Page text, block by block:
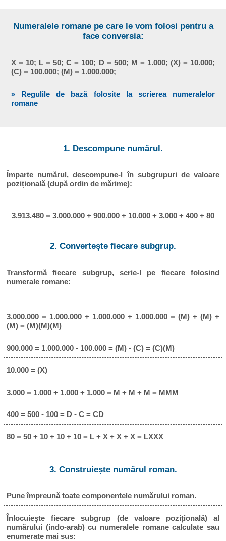
Numeralele romane pe care le vom folosi pentru a
face conversia:
X = 10; L = 50; C = 100; D = 500; M = 1.000; (X) = 10.000;
(C) = 100.000; (M) = 1.000.000;
» Regulile de bază folosite la scrierea numeralelor
romane
1. Descompune numărul.
Împarte numărul, descompune-l în subgrupuri de valoare
pozițională (după ordin de mărime):
3.913.480 = 3.000.000 + 900.000 + 10.000 + 3.000 + 400 + 80
2. Convertește fiecare subgrup.
Transformă fiecare subgrup, scrie-l pe fiecare folosind
numerale romane:
3.000.000 = 1.000.000 + 1.000.000 + 1.000.000 = (M) + (M) +
(M) = (M)(M)(M)
900.000 = 1.000.000 - 100.000 = (M) - (C) = (C)(M)
10.000 = (X)
3.000 = 1.000 + 1.000 + 1.000 = M + M + M = MMM
400 = 500 - 100 = D - C = CD
80 = 50 + 10 + 10 + 10 = L + X + X + X = LXXX
3. Construiește numărul roman.
Pune împreună toate componentele numărului roman.
Înlocuiește fiecare subgrup (de valoare pozițională) al
numărului (indo-arab) cu numeralele romane calculate sau
enumerate mai sus: